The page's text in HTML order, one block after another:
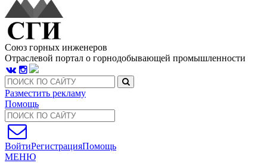
Союз горных инженеров
Отраслевой портал о горнодобывающей промышленности
Разместить рекламу
Помощь
ВойтиРегистрацияПомощь
МЕНЮ